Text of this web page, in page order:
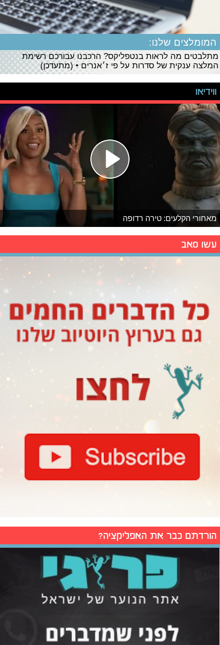
המומלצים שלנו:
מתלבטים מה לראות בנטפליקס? הרכבנו עבורכם רשימת
המלצה ענקית של סדרות על פי ז׳אנרים • (מתעדכן)
ווידיאו
מאחורי הקלעים: טירה רדופה
עשו סאב
הורדתם כבר את האפליקציה?